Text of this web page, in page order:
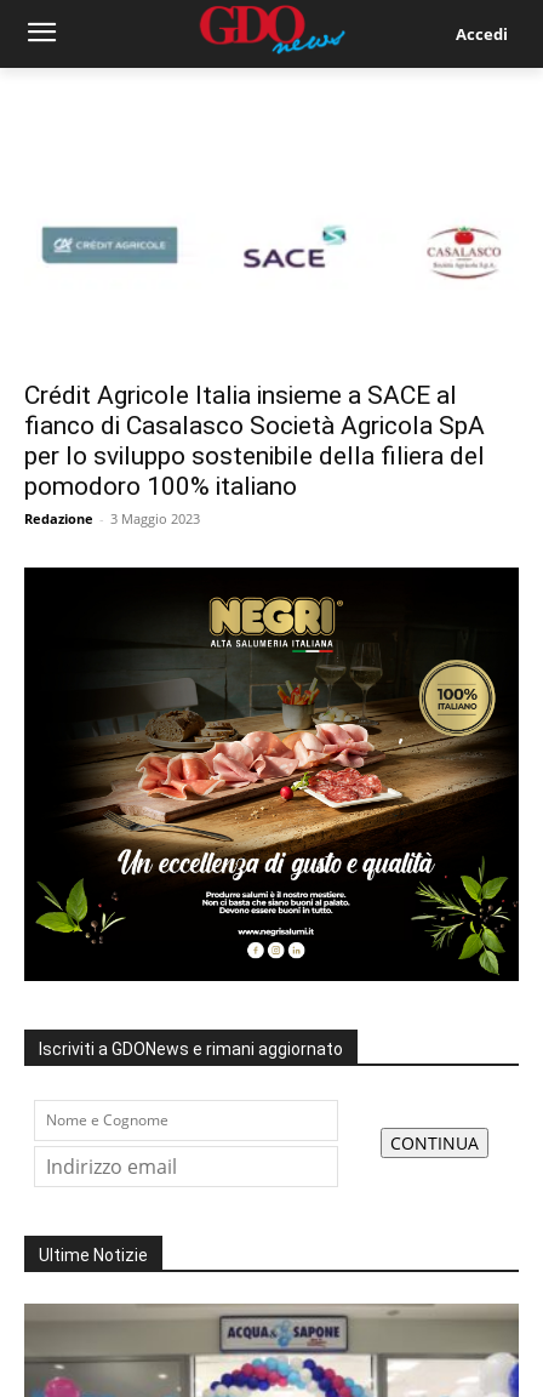
Accedi
Crédit Agricole Italia insieme a SACE al
fianco di Casalasco Società Agricola SpA
per lo sviluppo sostenibile della filiera del
pomodoro 100% italiano
Redazione - 3 Maggio 2023
Iscriviti a GDONews e rimani aggiornato
Ultime Notizie